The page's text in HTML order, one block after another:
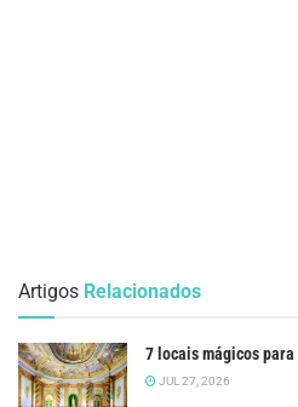
Artigos Relacionados
7 locais mágicos
JUL 27, 2026